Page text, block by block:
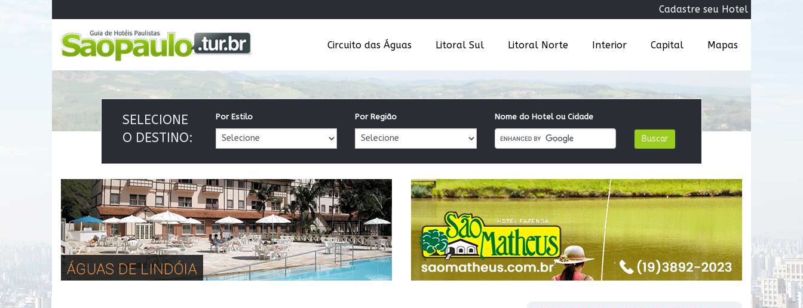
Cadastre seu Hotel
Mapas
Capital
Interior
Litoral Norte
Litoral Sul
Circuito das Águas
SELECIONE
O DESTINO:
Por Estilo Por Região Nome do Hotel ou Cidade